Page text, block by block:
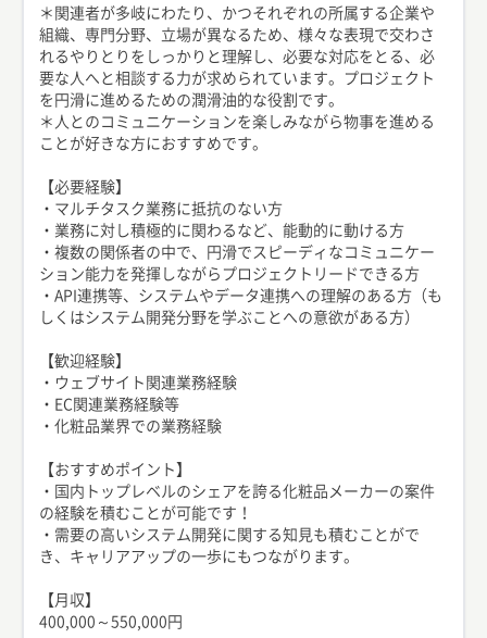
＊関連者が多岐にわたり、かつそれぞれの所属する企業や
組織、専門分野、立場が異なるため、様々な表現で交わさ
れるやりとりをしっかりと理解し、必要な対応をとる、必
要な人へと相談する力が求められています。プロジェクト
を円滑に進めるための潤滑油的な役割です。
＊人とのコミュニケーションを楽しみながら物事を進める
ことが好きな方におすすめです。
【必要経験】
・マルチタスク業務に抵抗のない方
・業務に対し積極的に関わるなど、能動的に動ける方
・複数の関係者の中で、円滑でスピーディなコミュニケー
ション能力を発揮しながらプロジェクトリードできる方
・API連携等、システムやデータ連携への理解のある方（も
しくはシステム開発分野を学ぶことへの意欲がある方）
【歓迎経験】
・ウェブサイト関連業務経験
・EC関連業務経験等
・化粧品業界での業務経験
【おすすめポイント】
・国内トップレベルのシェアを誇る化粧品メーカーの案件
の経験を積むことが可能です！
・需要の高いシステム開発に関する知見も積むことがで
き、キャリアアップの一歩にもつながります。
【月収】
400,000～550,000円